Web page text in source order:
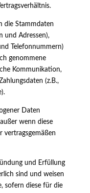
die Stammdaten
und Adressen),
Telefonnummern)
genommene
Kommunikation,
(z.B.,
Daten
wenn diese
vertragsgemäßen
und Erfüllung
sind und weisen
sofern diese für die